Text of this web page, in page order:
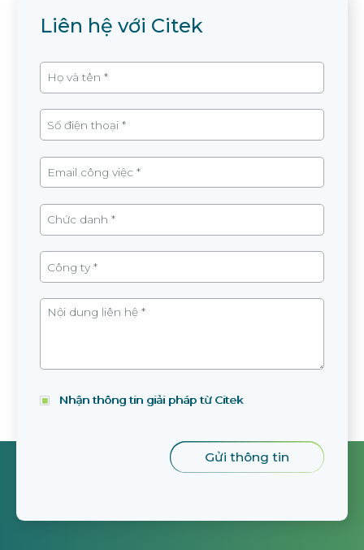
Liên hệ với Citek
Nhận thông tin giải pháp từ Citek